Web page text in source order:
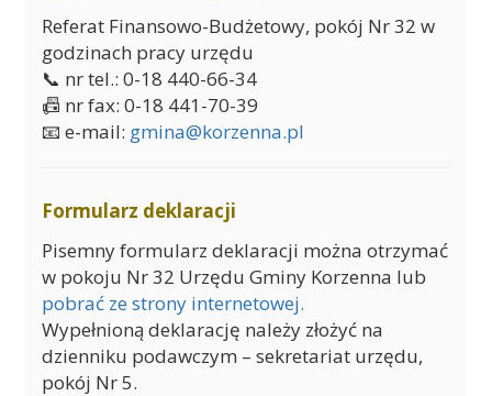
Referat Finansowo-Budżetowy, pokój Nr 32 w
godzinach pracy urzędu
📞 nr tel.: 0-18 440-66-34
📠 nr fax: 0-18 441-70-39
📧 e-mail: gmina@korzenna.pl
Formularz deklaracji
Pisemny formularz deklaracji można otrzymać
w pokoju Nr 32 Urzędu Gminy Korzenna lub
pobrać ze strony internetowej.
Wypełnioną deklarację należy złożyć na
dzienniku podawczym – sekretariat urzędu,
pokój Nr 5.